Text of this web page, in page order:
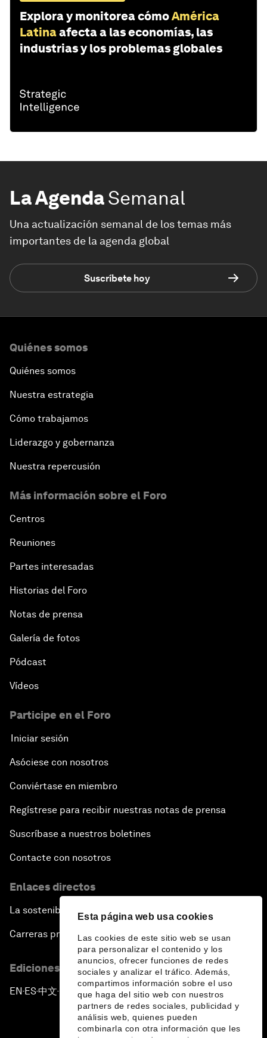
Esta página web usa cookies
Las cookies de este sitio web se usan
para personalizar el contenido y los
anuncios, ofrecer funciones de redes
sociales y analizar el tráfico. Además,
compartimos información sobre el uso
que haga del sitio web con nuestros
partners de redes sociales, publicidad y
análisis web, quienes pueden
combinarla con otra información que les
Explora y monitorea cómoAmérica
Latinaafecta a las economías, las
industrias y los problemas globales
La AgendaSemanal
Una actualización semanal de los temas más
importantes de la agenda global
Suscríbete hoy
Quiénes somos
Quiénes somos
Nuestra estrategia
Cómo trabajamos
Liderazgo y gobernanza
Nuestra repercusión
Más información sobre el Foro
Centros
Reuniones
Partes interesadas
Historias del Foro
Notas de prensa
Galería de fotos
Pódcast
Vídeos
Participe en el Foro
Iniciar sesión
Asóciese con nosotros
Conviértase en miembro
Regístrese para recibir nuestras notas de prensa
Suscríbase a nuestros boletines
Contacte con nosotros
Enlaces directos
La sostenibilidad en el Foro
Carreras profesionales
Ediciones en otros idiomas
EN ▪ ES▪中文▪ 日本語